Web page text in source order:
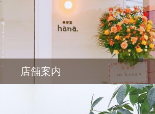
店舗案内